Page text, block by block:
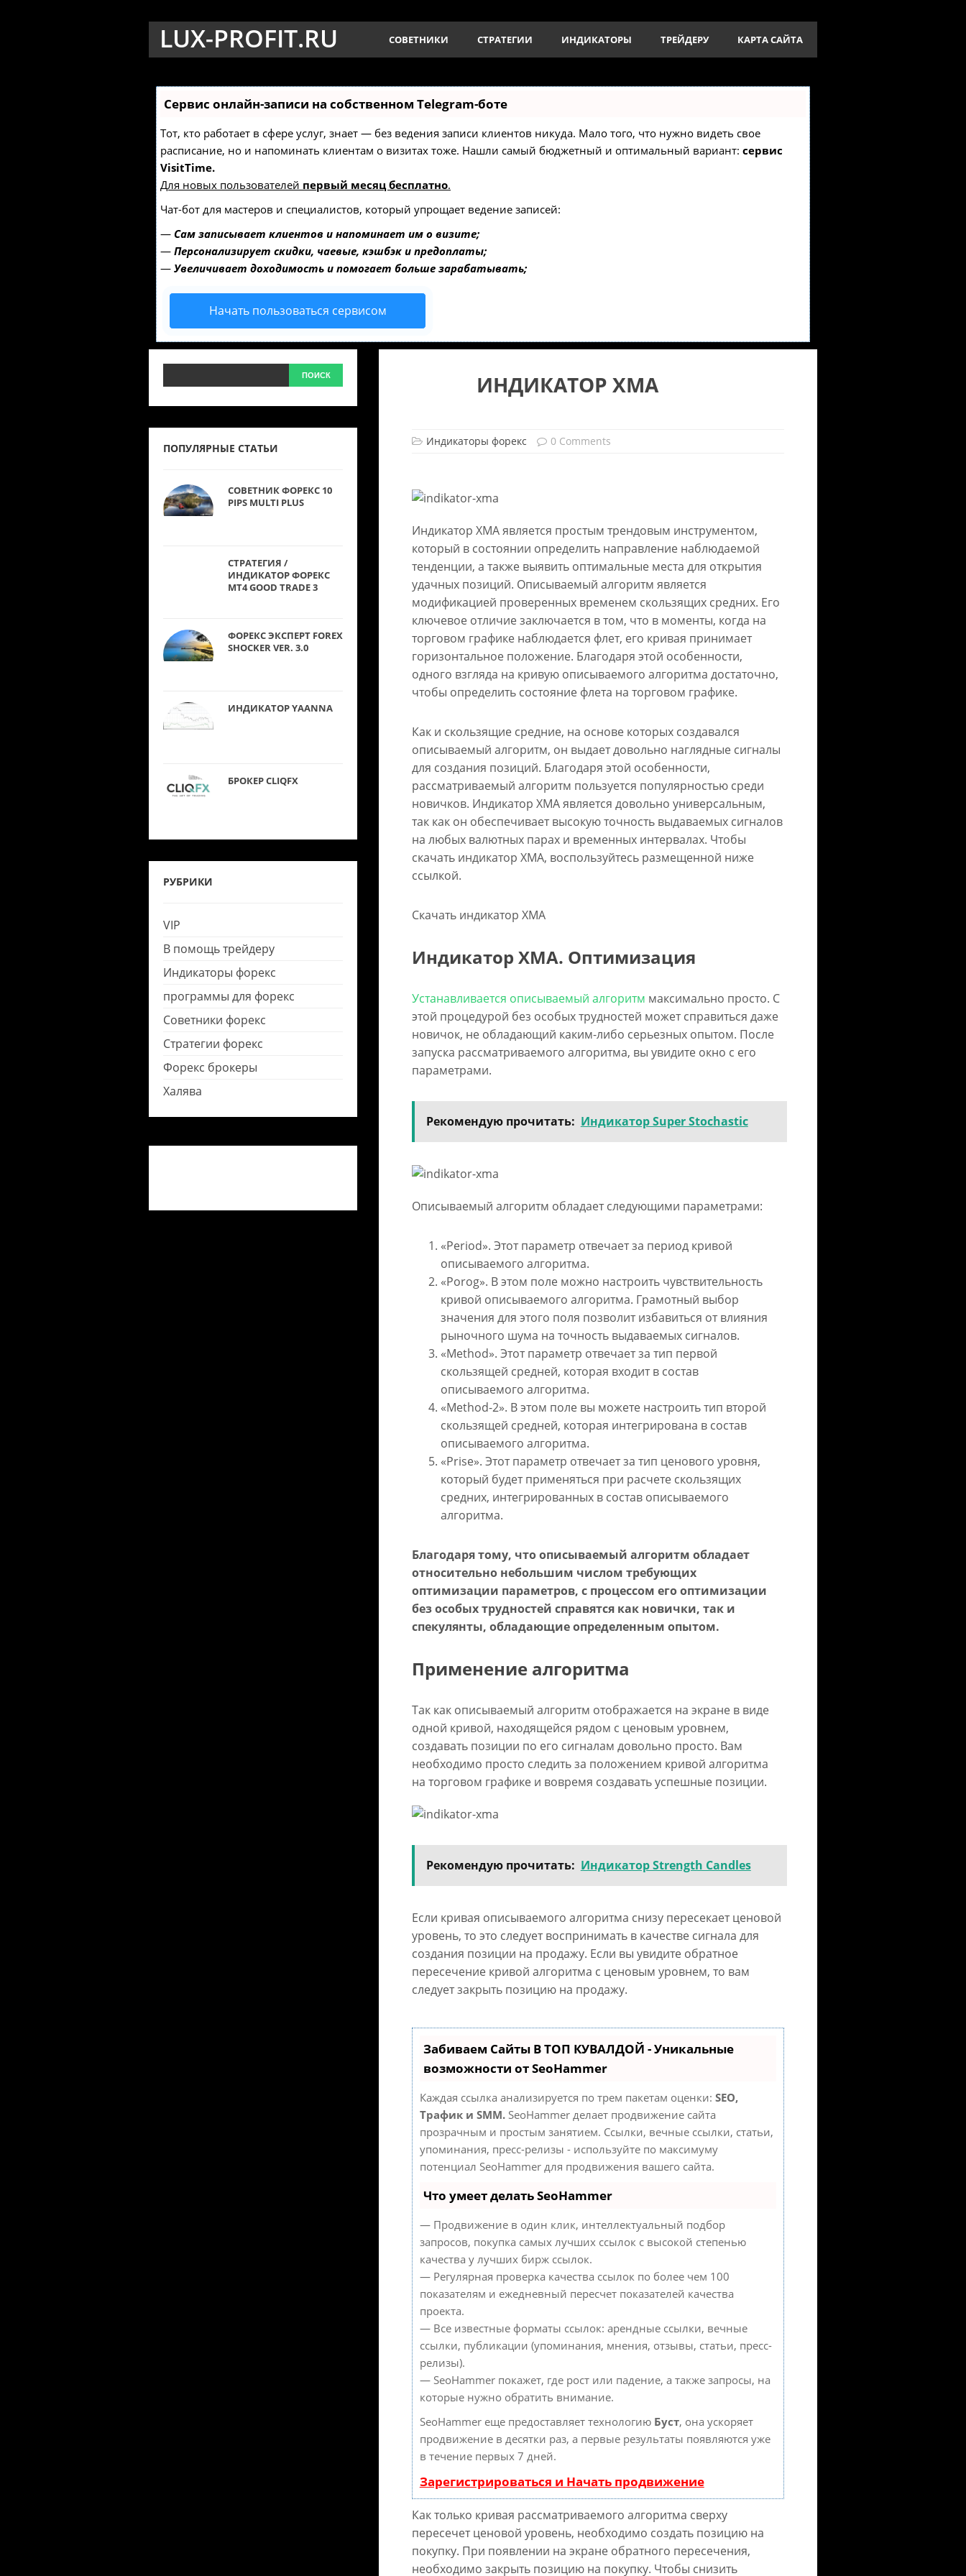
LUX-PROFIT.RU СОВЕТНИКИ СТРАТЕГИИ ИНДИКАТОРЫ ТРЕЙДЕРУ КАРТА САЙТА
Сервис онлайн-записи на собственном Telegram-боте
Тот, кто работает в сфере услуг, знает — без ведения записи клиентов никуда. Мало того, что нужно видеть свое
расписание, но и напоминать клиентам о визитах тоже. Нашли самый бюджетный и оптимальный вариант: сервис
VisitTime.
Для новых пользователей первый месяц бесплатно.
Чат-бот для мастеров и специалистов, который упрощает ведение записей:
— Сам записывает клиентов и напоминает им о визите;
— Персонализирует скидки, чаевые, кэшбэк и предоплаты;
— Увеличивает доходимость и помогает больше зарабатывать;
Начать пользоваться сервисом
ИНДИКАТОР XMA
Индикаторы форекс 0 Comments
Индикатор XMA является простым трендовым инструментом,
который в состоянии определить направление наблюдаемой
тенденции, а также выявить оптимальные места для открытия
удачных позиций. Описываемый алгоритм является
модификацией проверенных временем скользящих средних. Его
ключевое отличие заключается в том, что в моменты, когда на
торговом графике наблюдается флет, его кривая принимает
горизонтальное положение. Благодаря этой особенности,
одного взгляда на кривую описываемого алгоритма достаточно,
чтобы определить состояние флета на торговом графике.
Как и скользящие средние, на основе которых создавался
описываемый алгоритм, он выдает довольно наглядные сигналы
для создания позиций. Благодаря этой особенности,
рассматриваемый алгоритм пользуется популярностью среди
новичков. Индикатор XMA является довольно универсальным,
так как он обеспечивает высокую точность выдаваемых сигналов
на любых валютных парах и временных интервалах. Чтобы
скачать индикатор XMA, воспользуйтесь размещенной ниже
ссылкой.
Скачать индикатор XMA
Индикатор XMA. Оптимизация
Устанавливается описываемый алгоритм максимально просто. С
этой процедурой без особых трудностей может справиться даже
новичок, не обладающий каким-либо серьезных опытом. После
запуска рассматриваемого алгоритма, вы увидите окно с его
параметрами.
Рекомендую прочитать: Индикатор Super Stochastic
Описываемый алгоритм обладает следующими параметрами:
«Period». Этот параметр отвечает за период кривой
описываемого алгоритма.
«Porog». В этом поле можно настроить чувствительность
кривой описываемого алгоритма. Грамотный выбор
значения для этого поля позволит избавиться от влияния
рыночного шума на точность выдаваемых сигналов.
«Method». Этот параметр отвечает за тип первой
скользящей средней, которая входит в состав
описываемого алгоритма.
«Method-2». В этом поле вы можете настроить тип второй
скользящей средней, которая интегрирована в состав
описываемого алгоритма.
«Prise». Этот параметр отвечает за тип ценового уровня,
который будет применяться при расчете скользящих
средних, интегрированных в состав описываемого
алгоритма.
Благодаря тому, что описываемый алгоритм обладает
относительно небольшим числом требующих
оптимизации параметров, с процессом его оптимизации
без особых трудностей справятся как новички, так и
спекулянты, обладающие определенным опытом.
Применение алгоритма
Так как описываемый алгоритм отображается на экране в виде
одной кривой, находящейся рядом с ценовым уровнем,
создавать позиции по его сигналам довольно просто. Вам
необходимо просто следить за положением кривой алгоритма
на торговом графике и вовремя создавать успешные позиции.
Рекомендую прочитать: Индикатор Strength Candles
Если кривая описываемого алгоритма снизу пересекает ценовой
уровень, то это следует воспринимать в качестве сигнала для
создания позиции на продажу. Если вы увидите обратное
пересечение кривой алгоритма с ценовым уровнем, то вам
следует закрыть позицию на продажу.
Забиваем Сайты В ТОП КУВАЛДОЙ - Уникальные
возможности от SeoHammer
Каждая ссылка анализируется по трем пакетам оценки: SEO,
Трафик и SMM.SeoHammer делает продвижение сайта
прозрачным и простым занятием. Ссылки, вечные ссылки, статьи,
упоминания, пресс-релизы - используйте по максимуму
потенциал SeoHammer для продвижения вашего сайта.
Что умеет делать SeoHammer
— Продвижение в один клик, интеллектуальный подбор
запросов, покупка самых лучших ссылок с высокой степенью
качества у лучших бирж ссылок.
— Регулярная проверка качества ссылок по более чем 100
показателям и ежедневный пересчет показателей качества
проекта.
— Все известные форматы ссылок: арендные ссылки, вечные
ссылки, публикации (упоминания, мнения, отзывы, статьи, пресс-
релизы).
— SeoHammer покажет, где рост или падение, а также запросы, на
которые нужно обратить внимание.
SeoHammer еще предоставляет технологию Буст, она ускоряет
продвижение в десятки раз, а первые результаты появляются уже
в течение первых 7 дней.
Зарегистрироваться и Начать продвижение
Как только кривая рассматриваемого алгоритма сверху
пересечет ценовой уровень, необходимо создать позицию на
покупку. При появлении на экране обратного пересечения,
необходимо закрыть позицию на покупку. Чтобы снизить
ПОПУЛЯРНЫЕ СТАТЬИ
СОВЕТНИК ФОРЕКС 10
PIPS MULTI PLUS
СТРАТЕГИЯ /
ИНДИКАТОР ФОРЕКС
MT4 GOOD TRADE 3
ФОРЕКС ЭКСПЕРТ FOREX
SHOCKER VER. 3.0
ИНДИКАТОР YAANNA
БРОКЕР CLIQFX
РУБРИКИ
VIP
В помощь трейдеру
Индикаторы форекс
программы для форекс
Советники форекс
Стратегии форекс
Форекс брокеры
Халява